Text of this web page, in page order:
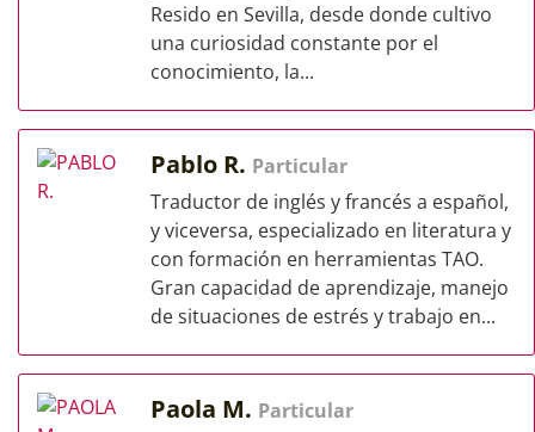
Resido en Sevilla, desde donde cultivo
una curiosidad constante por el
conocimiento, la...
Pablo R. Particular
Traductor de inglés y francés a español,
y viceversa, especializado en literatura y
con formación en herramientas TAO.
Gran capacidad de aprendizaje, manejo
de situaciones de estrés y trabajo en...
Paola M. Particular